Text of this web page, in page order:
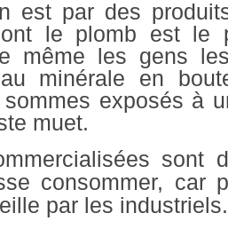
est par des
le plomb est le
même les gens
minérale en
exposés à
muet.
s sont
consommer, car
par les industriels.